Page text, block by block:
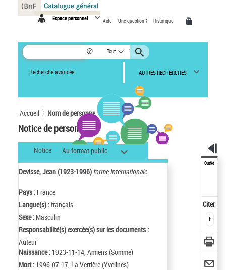
Espace personnel Aide Une question ? Historique
Tout
Recherche avancée AUTRES RECHERCHES
Accueil Nom de personne
Notice de personne
Notice Au format public
Devisse, Jean (1923-1996)forme internationale
Pays : France
Langue(s) :français
Sexe : Masculin
Responsabilité(s) exercée(s) sur les documents :
Auteur
Naissance : 1923-11-14, Amiens (Somme)
Mort : 1996-07-17, La Verrière (Yvelines)
Outils
Citer
Panneau de gestion des cookies